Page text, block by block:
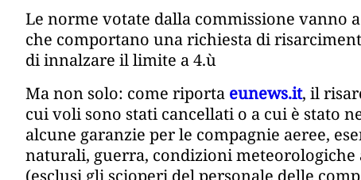
Le norme votate dalla commissione vanno
che comportano una richiesta di
di innalzare il limite a 4.ù
Ma non solo: come riporta eunews.it, il
cui voli sono stati cancellati o a cui è stato
alcune garanzie per le compagnie aeree,
naturali, guerra, condizioni